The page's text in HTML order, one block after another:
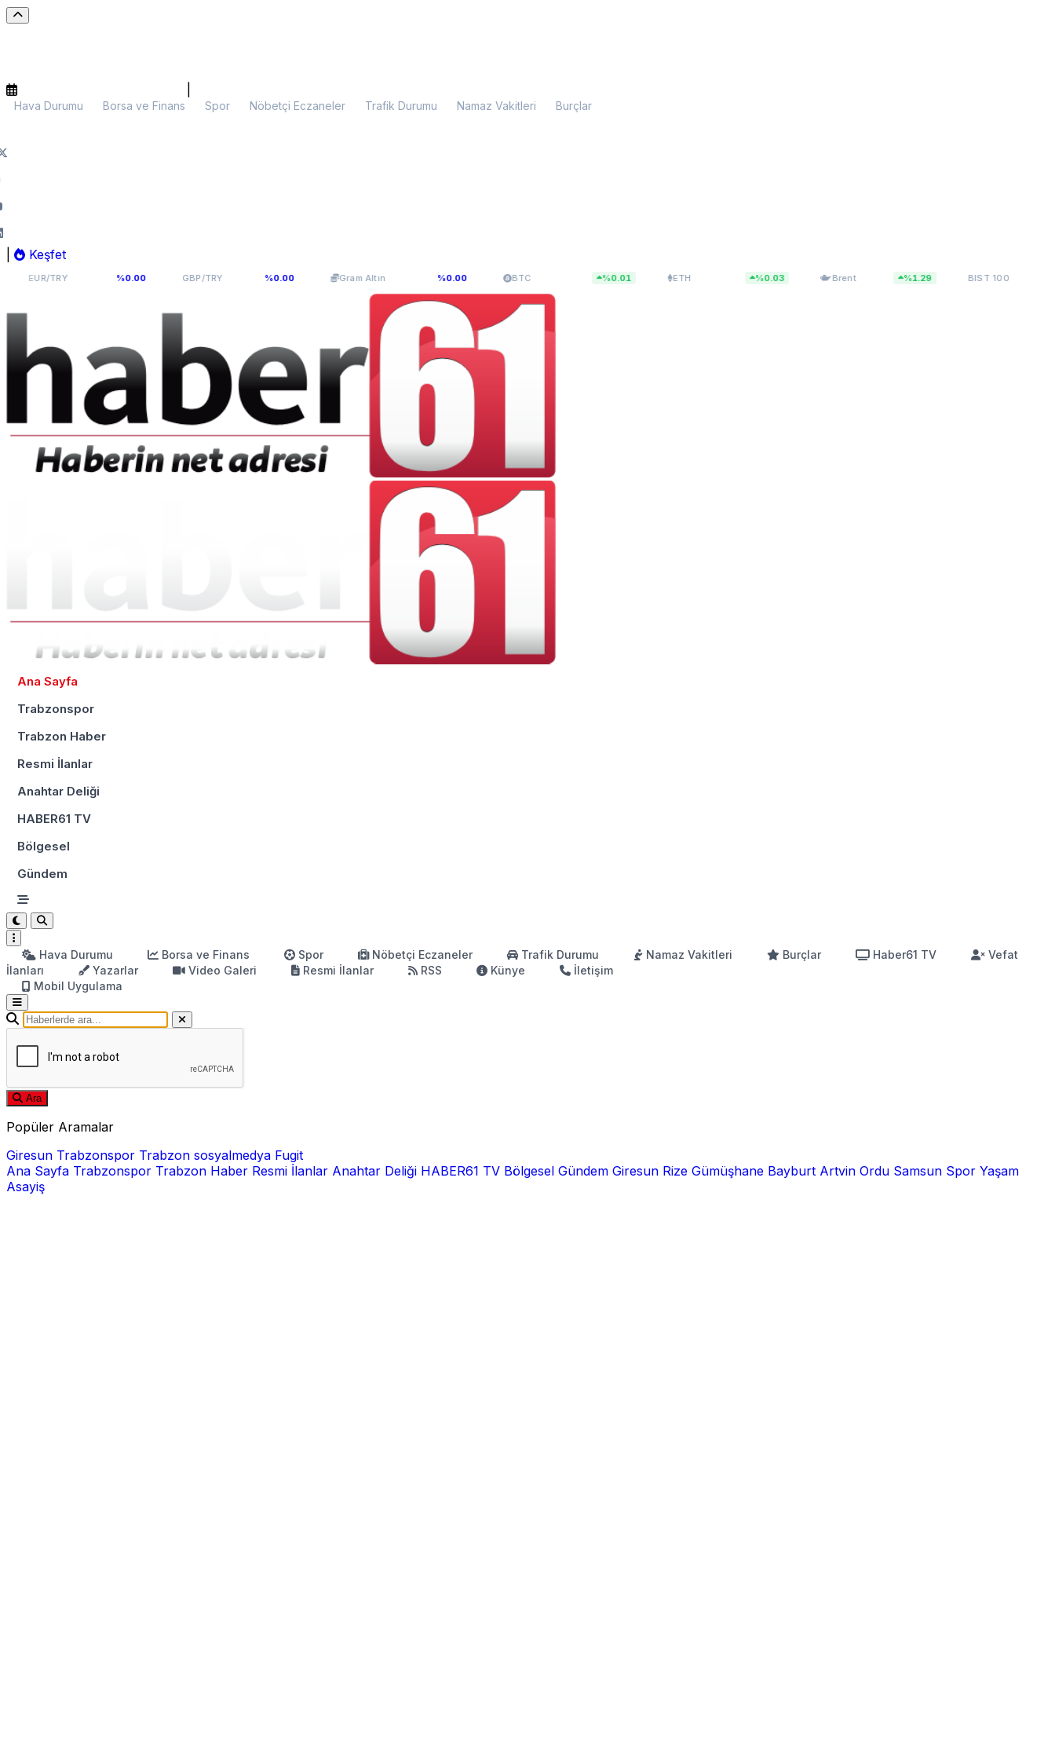
Hava Durumu Borsa ve Finans Spor Nöbetçi Eczaneler Trafik Durumu Namaz Vakitleri Burçlar
Keşfet
54,9398 GBP/TRY 64,131 %0.00 Gram Altın6.099,28 BTC $64.927,67 ETH $1.914,25 $83,55 BIST 100 13.779,40
Ana Sayfa
Trabzonspor
Trabzon Haber
Resmi İlanlar
Anahtar Deliği
HABER61 TV
Bölgesel
Gündem
Hava Durumu Borsa ve Finans Spor Nöbetçi Eczaneler Trafik Durumu Namaz Vakitleri Burçlar Haber61 TV
Vefat
İlanları
Yazarlar Video Galeri Resmi İlanlar RSS Künye
İletişim
Mobil Uygulama
Ara
Popüler Aramalar
Giresun Trabzonspor Trabzon sosyalmedya Fugit
Ana Sayfa Trabzonspor Trabzon Haber Resmi İlanlar Anahtar Deliği HABER61 TV Bölgesel Gündem Giresun Rize Gümüşhane Bayburt Artvin Ordu Samsun Spor Yaşam
Asayiş